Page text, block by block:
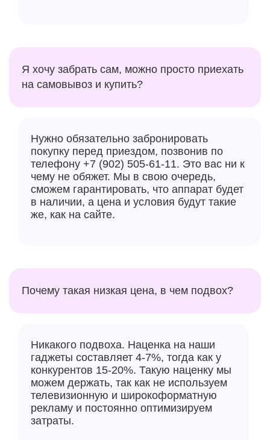
Я хочу забрать сам, можно просто приехать
на самовывоз и купить?
Нужно обязательно забронировать
покупку перед приездом, позвонив по
телефону +7 (902) 505-61-11. Это вас ни к
чему не обяжет. Мы в свою очередь,
сможем гарантировать, что аппарат будет
в наличии, а цена и условия будут такие
же, как на сайте.
Почему такая низкая цена, в чем подвох?
Никакого подвоха. Наценка на наши
гаджеты составляет 4-7%, тогда как у
конкурентов 15-20%. Такую наценку мы
можем держать, так как не используем
телевизионную и широкоформатную
рекламу и постоянно оптимизируем
затраты.